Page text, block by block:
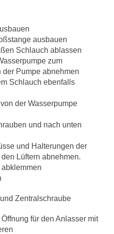
ausbauen
Schlauch ablassen
zum
Pumpe abnehmen
Schlauch ebenfalls
der Wasserpumpe
und nach unten
und Halterungen der
Lüftern abnehmen.
Zentralschraube
für den Anlasser mit